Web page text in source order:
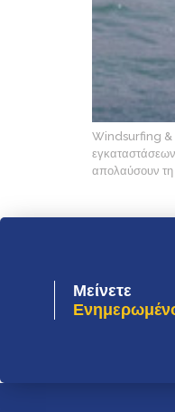
Windsurfing &
απολαύσουν τη
Μείνετε